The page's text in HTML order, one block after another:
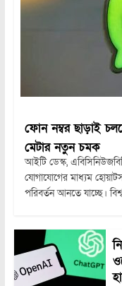
ফোন নম্বর ছাড়াই
মেটার নতুন চমক
আইটি ডেস্ক,
যোগাযোগের মাধ্যম
পরিবর্তন আনতে যাচ্ছে।